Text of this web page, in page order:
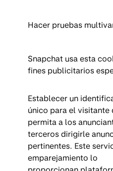
Hacer pruebas
Snapchat usa esta
fines publicitarios
Establecer un
único para el visitante
permita a los
terceros dirigirle
pertinentes. Este
emparejamiento lo